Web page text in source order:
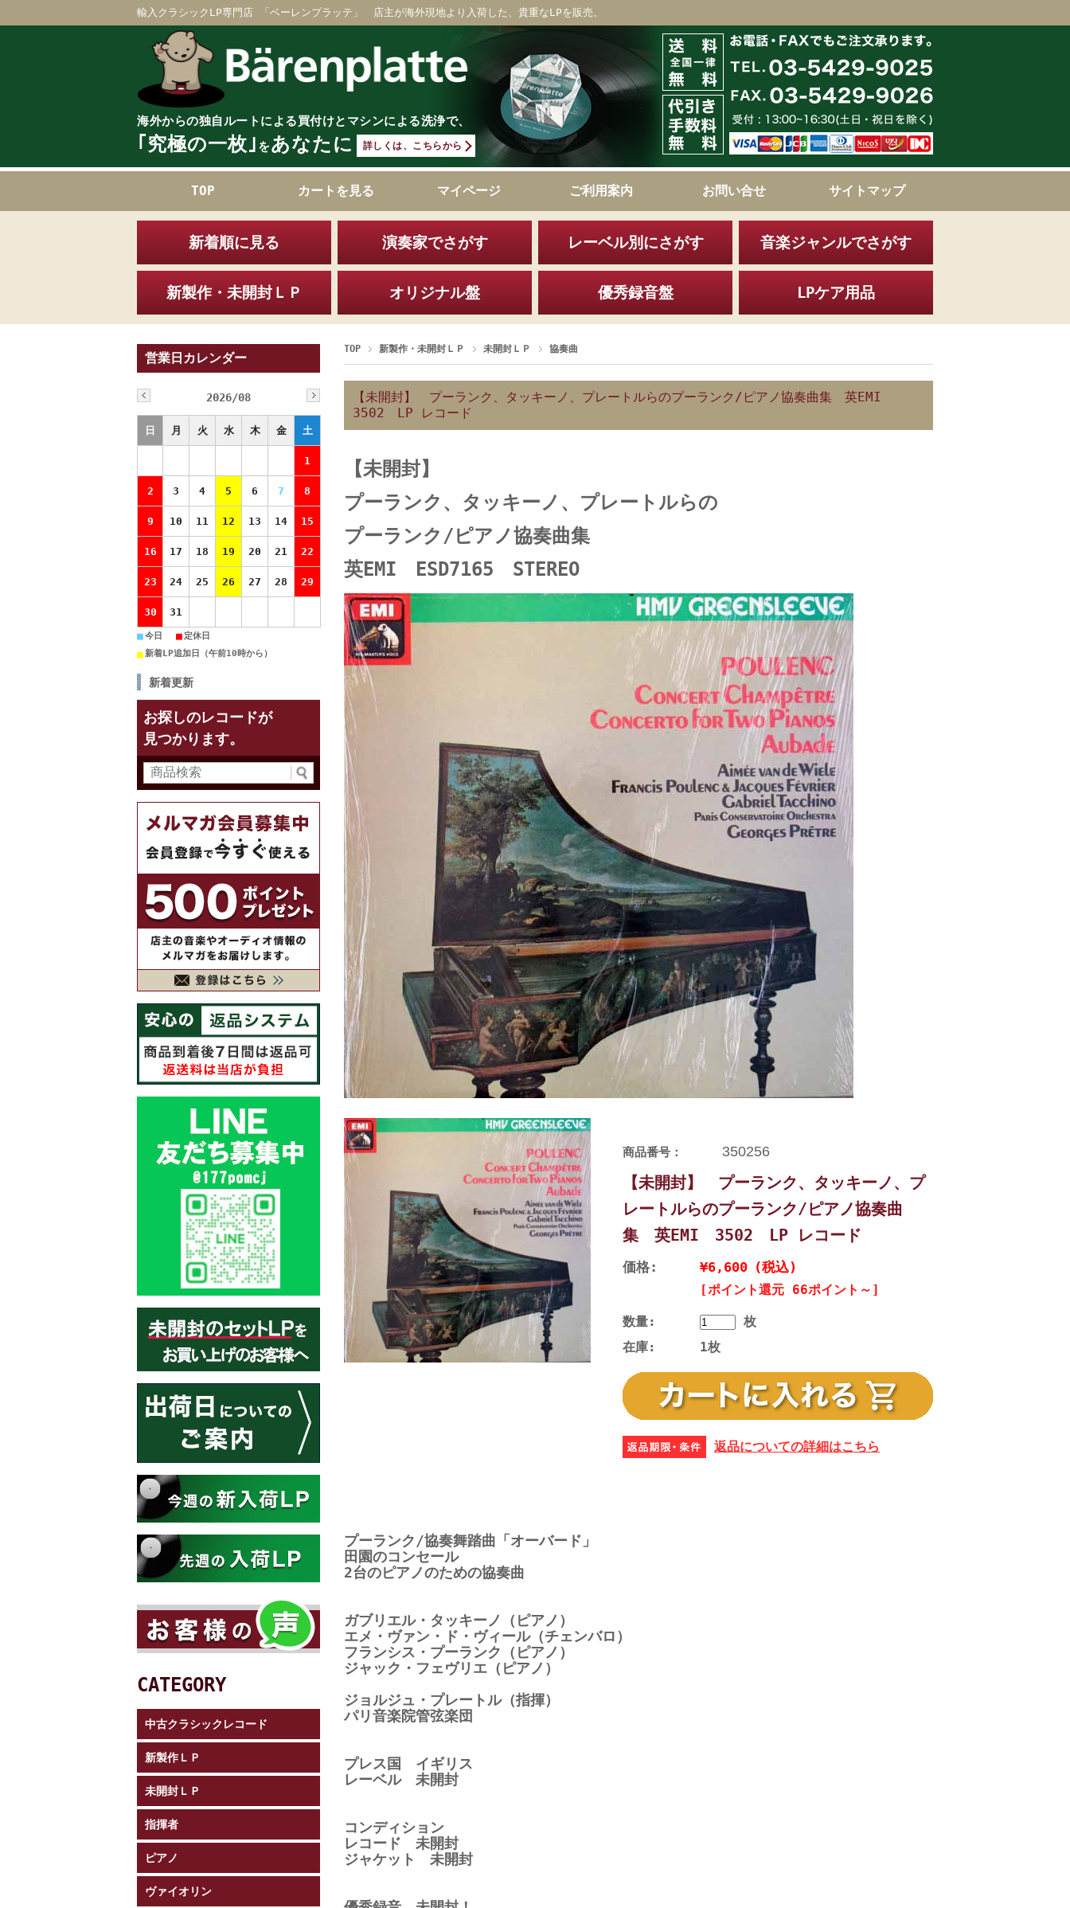
輸入クラシックLP専門店 「ベーレンプラッテ」 店主が海外現地より入荷した、貴重なLPを販売。
海外からの独自ルートによる買付けとマシンによる洗浄で、
｢究極の一枚｣ をあなたに 詳しくは、こちらから
TOP カートを見る マイページ ご利用案内 お問い合せ サイトマップ
新着順に見る 演奏家でさがす レーベル別にさがす 音楽ジャンルでさがす
新製作・未開封ＬＰ オリジナル盤 優秀録音盤 LPケア用品
TOP 新製作・未開封ＬＰ 未開封ＬＰ 協奏曲
【未開封】 プーランク、タッキーノ、プレートルらのプーランク/ピアノ協奏曲集 英EMI
3502 LP レコード
【未開封】
プーランク、タッキーノ、プレートルらの
プーランク/ピアノ協奏曲集
英EMI ESD7165 STEREO
商品番号：
【未開封】 プーランク、タッキーノ、プ
レートルらのプーランク/ピアノ協奏曲
集 英EMI 3502 LP レコード
価格: ¥6,600 (税込)
[ポイント還元 66ポイント～]
数量:
枚
在庫:
1枚
返品についての詳細はこちら
プーランク/協奏舞踏曲「オーバード」
田園のコンセール
2台のピアノのための協奏曲
ガブリエル・タッキーノ（ピアノ）
エメ・ヴァン・ド・ヴィール（チェンバロ）
フランシス・プーランク（ピアノ）
ジャック・フェヴリエ（ピアノ）
ジョルジュ・プレートル（指揮）
パリ音楽院管弦楽団
プレス国 イギリス
レーベル 未開封
コンディション
レコード 未開封
ジャケット 未開封
営業日カレンダー
2026/08
日 月 火 水 木 金 土
1
2 3 4 5 6 7 8
9 10 11 12 13 14 15
16 17 18 19 20 21 22
23 24 25 26 27 28 29
30 31
■今日 ■ 定休日
■新着LP追加日（午前10時から）
新着更新
お探しのレコードが
見つかります。
CATEGORY
中古クラシックレコード
新製作ＬＰ
未開封ＬＰ
指揮者
ピアノ
ヴァイオリン